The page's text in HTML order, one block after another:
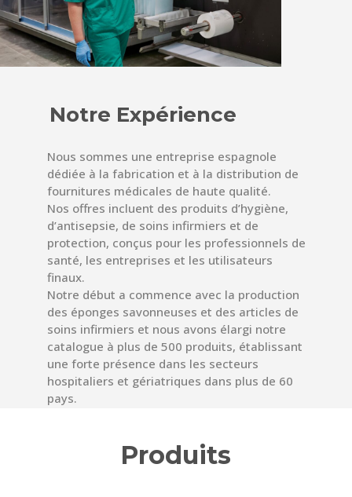
Notre Expérience
Nous sommes une entreprise espagnole
dédiée à la fabrication et à la distribution de
fournitures médicales de haute qualité.
Nos offres incluent des produits d’hygiène,
d’antisepsie, de soins infirmiers et de
protection, conçus pour les professionnels de
santé, les entreprises et les utilisateurs
finaux.
Notre début a commence avec la production
des éponges savonneuses et des articles de
soins infirmiers et nous avons élargi notre
catalogue à plus de 500 produits, établissant
une forte présence dans les secteurs
hospitaliers et gériatriques dans plus de 60
pays.
Produits